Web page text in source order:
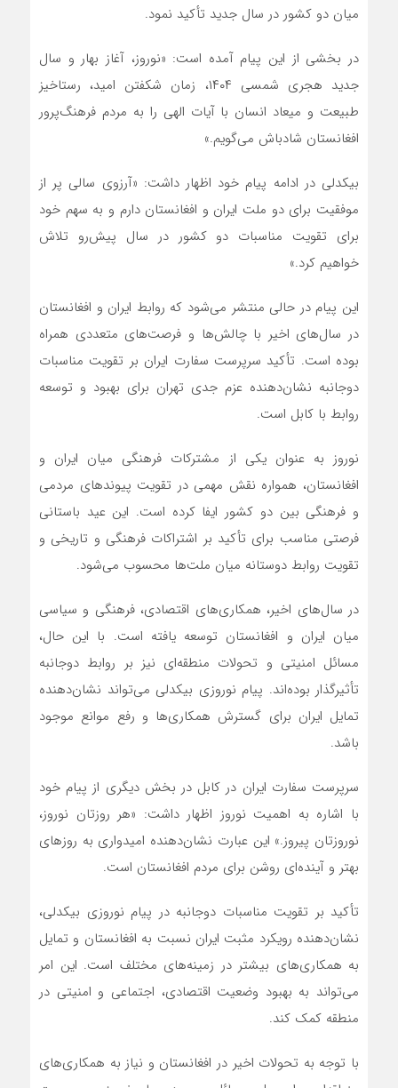
میان دو کشور در سال جدید تأکید نمود.
در بخشی از این پیام آمده است: «نوروز، آغاز بهار و سال
جدید هجری شمسی ۱۴۰۴، زمان شکفتن امید، رستاخیز
طبیعت و میعاد انسان با آیات الهی را به مردم فرهنگ‌پرور
افغانستان شادباش می‌گویم.»
بیکدلی در ادامه پیام خود اظهار داشت: «آرزوی سالی پر از
موفقیت برای دو ملت ایران و افغانستان دارم و به سهم خود
برای تقویت مناسبات دو کشور در سال پیش‌رو تلاش
خواهیم کرد.»
این پیام در حالی منتشر می‌شود که روابط ایران و افغانستان
در سال‌های اخیر با چالش‌ها و فرصت‌های متعددی همراه
بوده است. تأکید سرپرست سفارت ایران بر تقویت مناسبات
دوجانبه نشان‌دهنده عزم جدی تهران برای بهبود و توسعه
روابط با کابل است.
نوروز به عنوان یکی از مشترکات فرهنگی میان ایران و
افغانستان، همواره نقش مهمی در تقویت پیوندهای مردمی
و فرهنگی بین دو کشور ایفا کرده است. این عید باستانی
فرصتی مناسب برای تأکید بر اشتراکات فرهنگی و تاریخی و
تقویت روابط دوستانه میان ملت‌ها محسوب می‌شود.
در سال‌های اخیر، همکاری‌های اقتصادی، فرهنگی و سیاسی
میان ایران و افغانستان توسعه یافته است. با این حال،
مسائل امنیتی و تحولات منطقه‌ای نیز بر روابط دوجانبه
تأثیرگذار بوده‌اند. پیام نوروزی بیکدلی می‌تواند نشان‌دهنده
تمایل ایران برای گسترش همکاری‌ها و رفع موانع موجود
باشد.
سرپرست سفارت ایران در کابل در بخش دیگری از پیام خود
با اشاره به اهمیت نوروز اظهار داشت: «هر روزتان نوروز،
نوروزتان پیروز.» این عبارت نشان‌دهنده امیدواری به روزهای
بهتر و آینده‌ای روشن برای مردم افغانستان است.
تأکید بر تقویت مناسبات دوجانبه در پیام نوروزی بیکدلی،
نشان‌دهنده رویکرد مثبت ایران نسبت به افغانستان و تمایل
به همکاری‌های بیشتر در زمینه‌های مختلف است. این امر
می‌تواند به بهبود وضعیت اقتصادی، اجتماعی و امنیتی در
منطقه کمک کند.
با توجه به تحولات اخیر در افغانستان و نیاز به همکاری‌های